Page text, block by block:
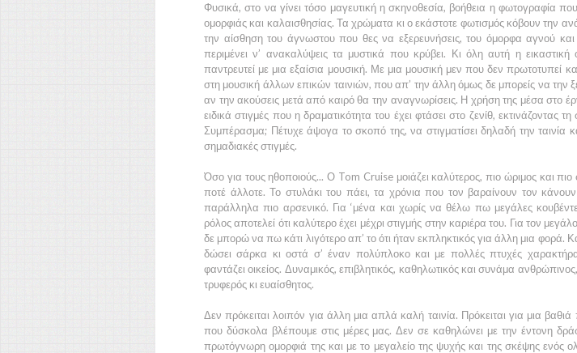
Φυσικά, στο να γίνει τόσο μαγευτική η σκηνοθεσία, βοήθεια η φωτογραφία
ομορφιάς και καλαισθησίας. Τα χρώματα κι ο εκάστοτε φωτισμός κόβουν την
την αίσθηση του άγνωστου που θες να εξερευνήσεις, του όμορφα αγνού
περιμένει ν’ ανακαλύψεις τα μυστικά που κρύβει. Κι όλη αυτή η εικαστική
παντρευτεί με μια εξαίσια μουσική. Με μια μουσική μεν που δεν πρωτοτυπεί
στη μουσική άλλων επικών ταινιών, που απ’ την άλλη όμως δε μπορείς να την
αν την ακούσεις μετά από καιρό θα την αναγνωρίσεις. Η χρήση της μέσα στο
ειδικά στιγμές που η δραματικότητα του έχει φτάσει στο ζενίθ, εκτινάζοντας
Συμπέρασμα; Πέτυχε άψογα το σκοπό της, να στιγματίσει δηλαδή την ταινία
σημαδιακές στιγμές.
Όσο για τους ηθοποιούς... Ο Tom Cruiseμοιάζει καλύτερος, πιο ώριμος και
ποτέ άλλοτε. Το στυλάκι του πάει, τα χρόνια που τον βαραίνουν τον κάνουν
παράλληλα πιο αρσενικό. Για ‘μένα και χωρίς να θέλω πω μεγάλες
ρόλος αποτελεί ότι καλύτερο έχει μέχρι στιγμής στην καριέρα του. Για τον μεγάλο
δε μπορώ να πω κάτι λιγότερο απ’ το ότι ήταν εκπληκτικός για άλλη μια φορά.
δώσει σάρκα κι οστά σ’ έναν πολύπλοκο και με πολλές πτυχές
φαντάζει οικείος. Δυναμικός, επιβλητικός, καθηλωτικός και συνάμα
τρυφερός κι ευαίσθητος.
Δεν πρόκειται λοιπόν για άλλη μια απλά καλή ταινία. Πρόκειται για μια βαθιά
που δύσκολα βλέπουμε στις μέρες μας. Δεν σε καθηλώνει με την έντονη
πρωτόγνωρη ομορφιά της και με το μεγαλείο της ψυχής και της σκέψης ενός